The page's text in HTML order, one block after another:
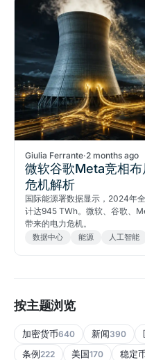
Giulia Ferrante·2 months ago
微软谷歌Meta竞相
危机解析
国际能源署数据显示，2024年
计达945 TWh。微软、谷歌、
带来的电力危机。
数据中心 能源 人工智能
按主题浏览
加密货币640 新闻390
条例222 美国170 稳定